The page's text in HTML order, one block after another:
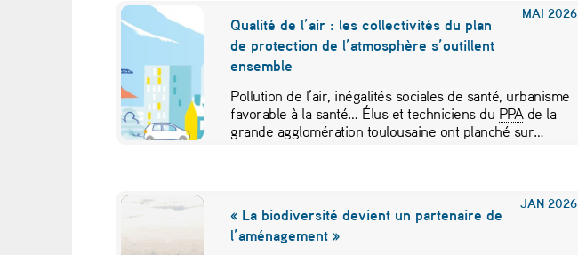
e
MAI 2026
Qualité de l’air : les collectivités du plan
de protection de l’atmosphère s’outillent
ensemble
Pollution de l’air, inégalités sociales de santé, urbanisme
favorable à la santé… Élus et techniciens du PPA de la
grande agglomération toulousaine ont planché sur…
JAN 2026
« La biodiversité devient un partenaire de
l’aménagement »